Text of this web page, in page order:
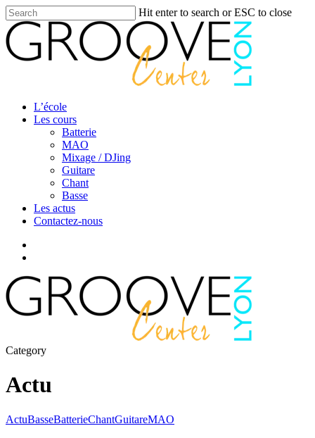
Skip
to
main
content
Hit enter to search or ESC to close
Close
Search
search
Menu
L’école
Les cours
Batterie
MAO
Mixage / DJing
Guitare
Chant
Basse
Les actus
Contactez-nous
Category
Actu
ActuBasseBatterieChantGuitareMAO